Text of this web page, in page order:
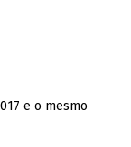
e o mesmo